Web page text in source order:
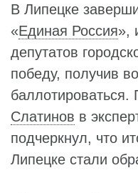
В Липецке
«Единая Россия»,
депутатов
победу, получив
баллотироваться.
Слатинов в
подчеркнул, что
Липецке стали